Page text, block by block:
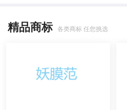
精品商标 各类商标 任您挑选